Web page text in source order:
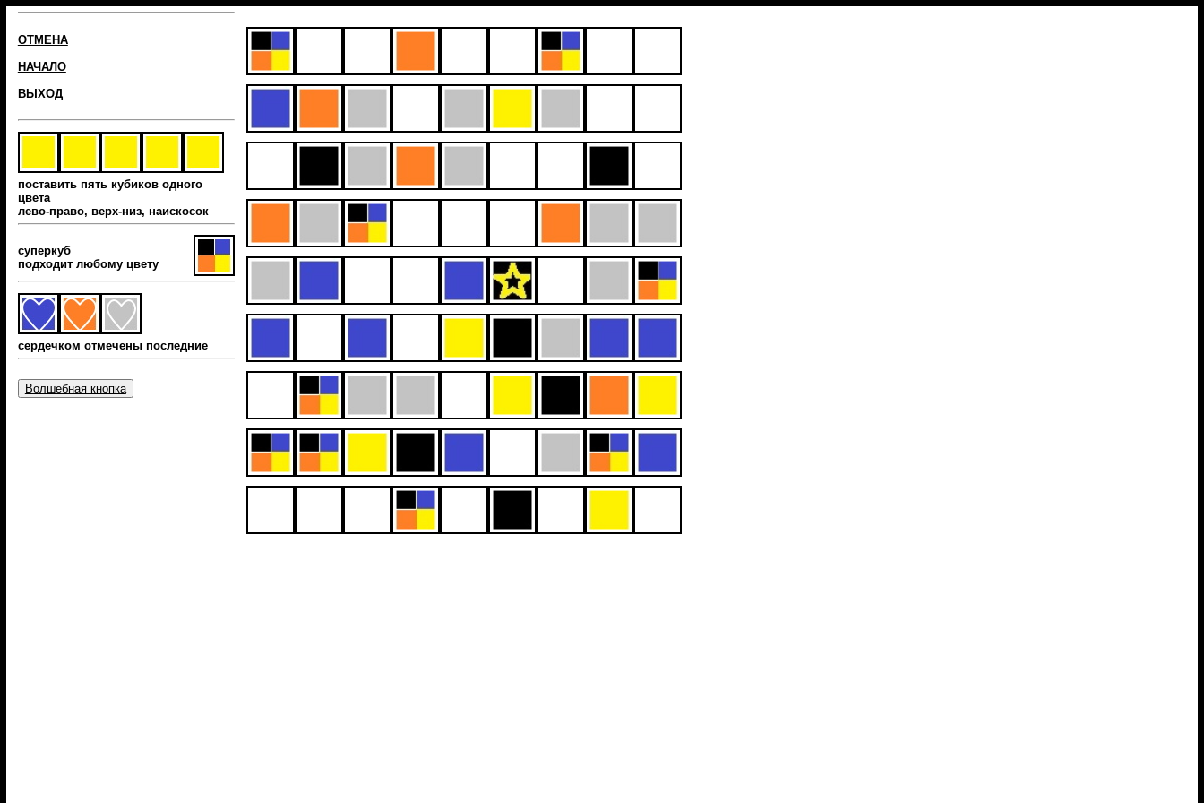
ОТМЕНА
НАЧАЛО
ВЫХОД
поставить пять кубиков одного
цвета
лево-право, верх-низ, наиcкосок
суперкуб
подходит любому цвету
сердечком отмечены последние
Волшебная кнопка